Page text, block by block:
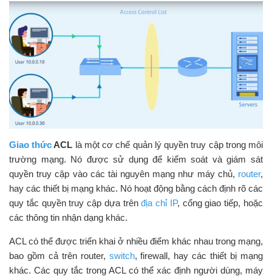
Giao thứcACL là một cơ chế quản lý quyền truy cập trong môi
trường mạng. Nó được sử dụng để kiểm soát và giám sát
quyền truy cập vào các tài nguyên mạng như máy chủ, router,
hay các thiết bị mạng khác. Nó hoạt động bằng cách định rõ các
quy tắc quyền truy cập dựa trênđịa chỉ IP, cổng giao tiếp, hoặc
các thông tin nhận dạng khác.
ACL có thể được triển khai ở nhiều điểm khác nhau trong mạng,
bao gồm cả trên router, switch, firewall, hay các thiết bị mạng
khác. Các quy tắc trong ACL có thể xác định người dùng, máy